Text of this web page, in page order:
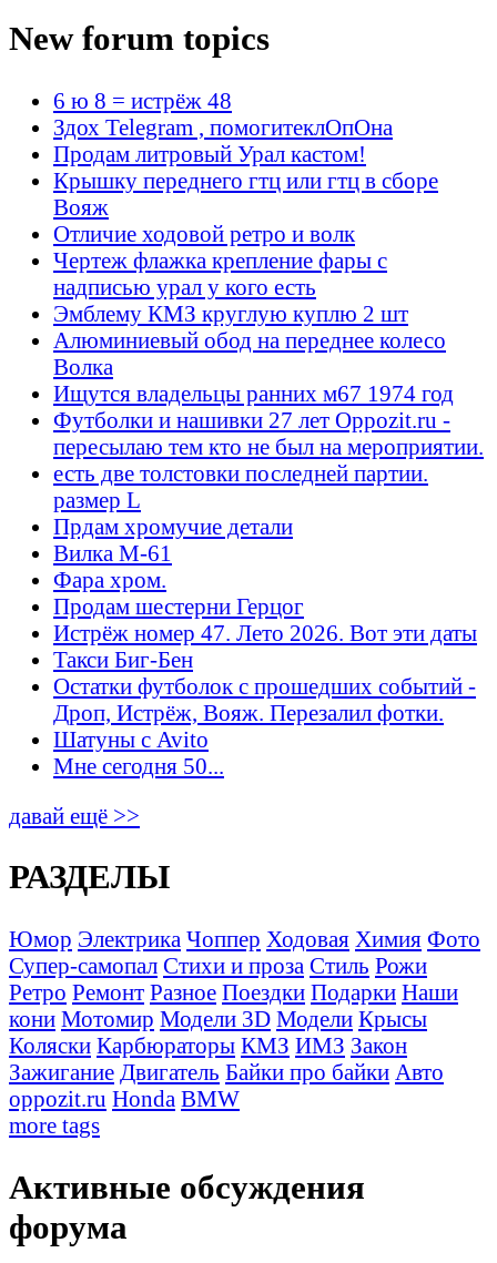
New forum topics
6 ю 8 = истрёж 48
Здох Telegram , помогитеклОпОна
Продам литровый Урал кастом!
Крышку переднего гтц или гтц в сборе
Вояж
Отличие ходовой ретро и волк
Чертеж флажка крепление фары с
надписью урал у кого есть
Эмблему КМЗ круглую куплю 2 шт
Алюминиевый обод на переднее колесо
Волка
Ищутся владельцы ранних м67 1974 год
Футболки и нашивки 27 лет Oppozit.ru -
пересылаю тем кто не был на мероприятии.
есть две толстовки последней партии.
размер L
Прдам хромучие детали
Вилка М-61
Фара хром.
Продам шестерни Герцог
Истрёж номер 47. Лето 2026. Вот эти даты
Такси Биг-Бен
Остатки футболок с прошедших событий -
Дроп, Истрёж, Вояж. Перезалил фотки.
Шатуны с Avito
Мне сегодня 50...
давай ещё >>
РАЗДЕЛЫ
Юмор Электрика Чоппер Ходовая Химия Фото
Супер-самопал Стихи и проза Стиль Рожи
Ретро Ремонт Разное Поездки Подарки Наши
кони Мотомир Модели 3D Модели Крысы
Коляски Карбюраторы КМЗ ИМЗ Закон
Зажигание Двигатель Байки про байки Авто
oppozit.ru Honda BMW
more tags
Активные обсуждения
форума